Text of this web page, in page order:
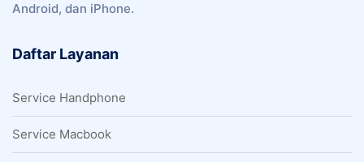
Android, dan iPhone.
Daftar Layanan
Service Handphone
Service Macbook